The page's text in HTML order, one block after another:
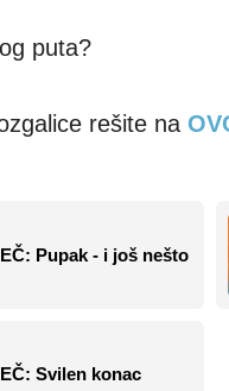
puta?
rešite na
Pupak - i još nešto
Svilen konac